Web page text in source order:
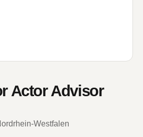
Actor Advisor
Westfalen